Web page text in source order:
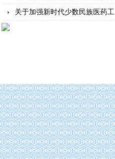
关于加强新时代少数民族医药工